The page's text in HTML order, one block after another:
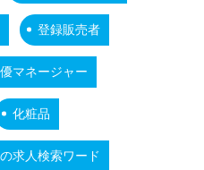
登録販売者
マネージャー
化粧品
求人検索ワード